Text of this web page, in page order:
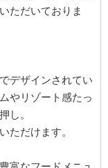
ただいておりま
デザインされてい
やリゾート感たっ
し。
ただけます。